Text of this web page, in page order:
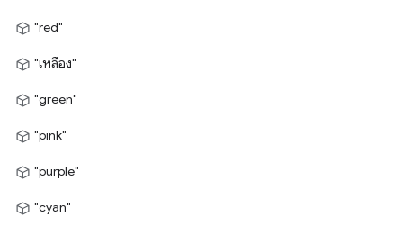
"red"
"เหลือง"
"green"
"pink"
"purple"
"cyan"